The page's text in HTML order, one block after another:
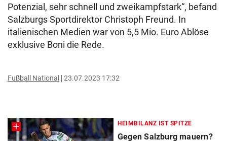
Potenzial, sehr schnell und zweikampfstark“, befand
Salzburgs Sportdirektor Christoph Freund. In
italienischen Medien war von 5,5 Mio. Euro Ablöse
exklusive Boni die Rede.
Fußball National 23.07.2023 17:32
HEIMBILANZ IST SPITZE
Gegen Salzburg mauern?